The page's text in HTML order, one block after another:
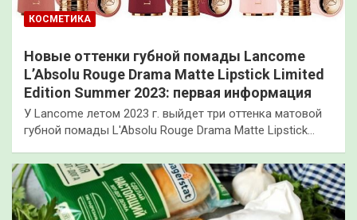
КОСМЕТИКА
Новые оттенки губной помады Lancome
L’Absolu Rouge Drama Matte Lipstick Limited
Edition Summer 2023: первая информация
У Lancome летом 2023 г. выйдет три оттенка матовой
губной помады L'Absolu Rouge Drama Matte Lipstick…